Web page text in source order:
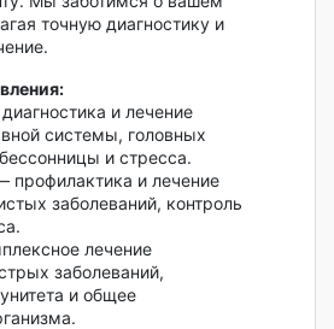
точную диагностику и
и лечение
системы, головных
и стресса.
профилактика и лечение
заболеваний, контроль
лечение
заболеваний,
и общее